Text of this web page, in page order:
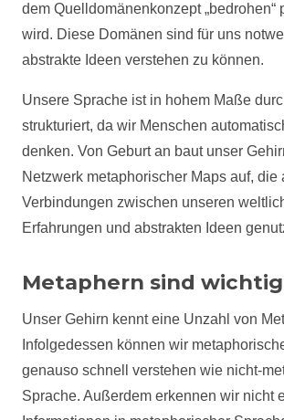
dem Quelldomänenkonzept „bedrohen“
wird. Diese Domänen sind für uns
abstrakte Ideen verstehen zu können.
Unsere Sprache ist in hohem Maße
strukturiert, da wir Menschen
denken. Von Geburt an baut unser
Netzwerk metaphorischer Maps auf, die
Verbindungen zwischen unseren
Erfahrungen und abstrakten Ideen
Metaphern sind wichtig
Unser Gehirn kennt eine Unzahl von
Infolgedessen können wir
genauso schnell verstehen wie nicht-
Sprache. Außerdem erkennen wir nicht